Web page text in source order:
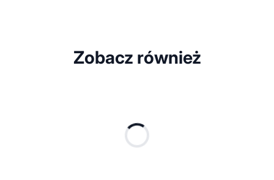
Zobacz również